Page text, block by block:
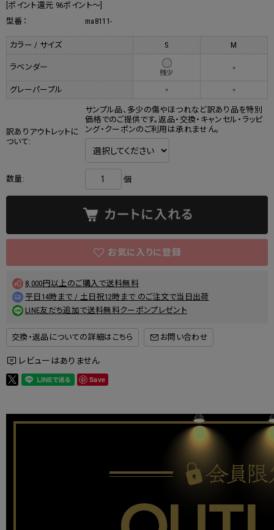
[ポイント還元 96ポイント～]
型番：
ma8111-
カラー / サイズ S M
ラベンダー
残少
×
グレーパープル × ×
訳ありアウトレットに
ついて:
サンプル品、多少の傷やほつれなど訳あり品を特別
価格でのご提供です。返品・交換・キャンセル・ラッピ
ング・クーポンのご利用は承れません。
数量: 個
8,000円以上のご購入で送料無料
平日14時まで / 土日祝12時まで のご注文で当日出荷
LINE友だち追加で送料無料クーポンプレゼント
交換・返品についての詳細はこちら
レビューはありません
Save